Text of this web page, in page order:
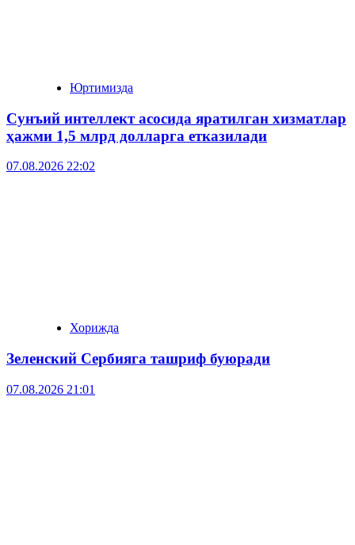
Юртимизда
Сунъий интеллект асосида яратилган хизматлар
ҳажми 1,5 млрд долларга етказилади
07.08.2026 22:02
Хорижда
Зеленский Сербияга ташриф буюради
07.08.2026 21:01